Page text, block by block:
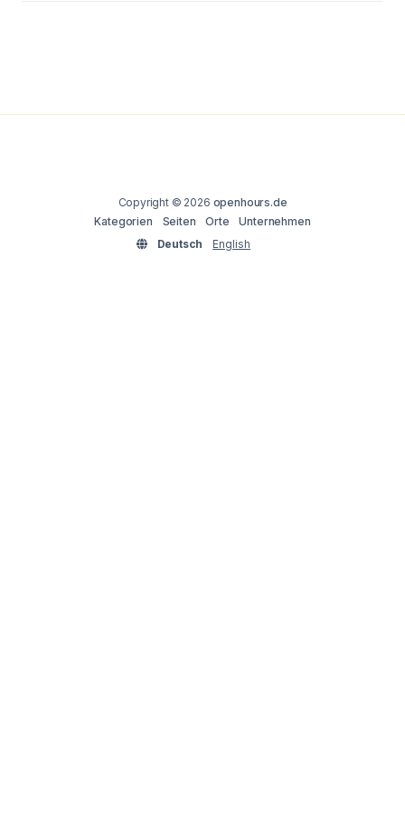
Copyright © 2026 openhours.de
Kategorien
Seiten Orte
Unternehmen
Deutsch
English